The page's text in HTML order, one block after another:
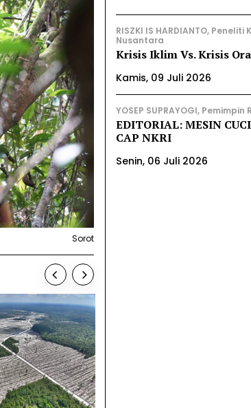
Sorot
RISZKI IS HARDIANTO,
Nusantara
Krisis Iklim Vs. Krisis
Kamis, 09 Juli 2026
YOSEP SUPRAYOGI,
EDITORIAL: MESIN
CAP NKRI
Senin, 06 Juli 2026